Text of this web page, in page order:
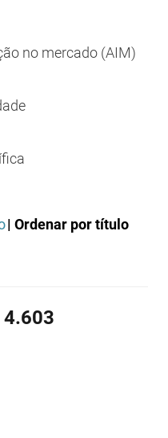
no mercado (AIM)
| Ordenar por título